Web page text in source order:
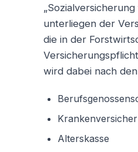
Angestellter
unterliegen der
die in der
wird dabei nach
Alterskasse